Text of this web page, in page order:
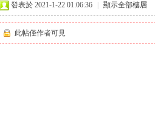
發表於 2021-1-22 01:06:36 顯示全部樓層
此帖僅作者可見